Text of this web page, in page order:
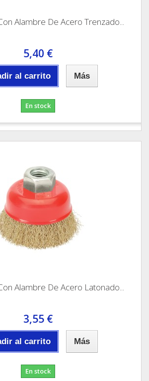
Alambre De Acero Trenzado...
5,40 €
al carrito Más
En stock
Alambre De Acero Latonado...
3,55 €
al carrito Más
En stock